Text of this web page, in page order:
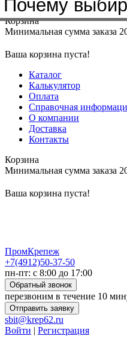
Меню+7(4912)50-37-50
Корзина
Минимальная сумма заказа
Ваша корзина пуста!
Каталог
Калькулятор
Оплата
Справочная
О компании
Доставка
Контакты
Корзина
Минимальная сумма заказа
Ваша корзина пуста!
ПромКрепеж
+7(4912)50-37-50
пн-пт: с 8:00 до 17:00
Обратный звонок
перезвоним в течение 10
Отправить заявку
sbit@krep62.ru
Войти | Регистрация
Почему